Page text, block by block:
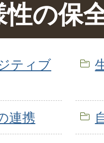
の保
ティブ
連携